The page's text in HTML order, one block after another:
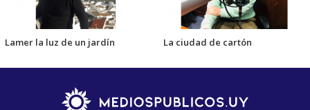
Lamer la luz de un jardín La ciudad de cartón